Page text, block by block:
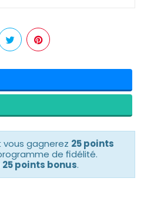
gagnerez 25 points
de fidélité.
25 points bonus.